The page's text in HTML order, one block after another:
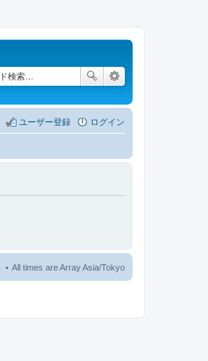
ログイン
ユーザー登録
All times are Array Asia/Tokyo